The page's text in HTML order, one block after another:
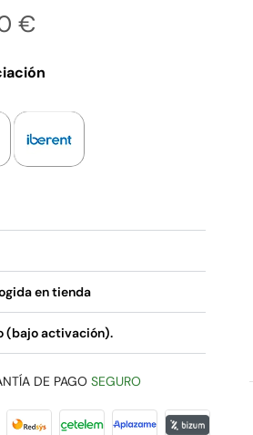
€
en tienda
(bajo activación).
DE PAGOSEGURO